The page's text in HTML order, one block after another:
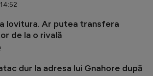
lovitura. Ar putea transfera
de la o rivală
dur la adresa lui Gnahore după